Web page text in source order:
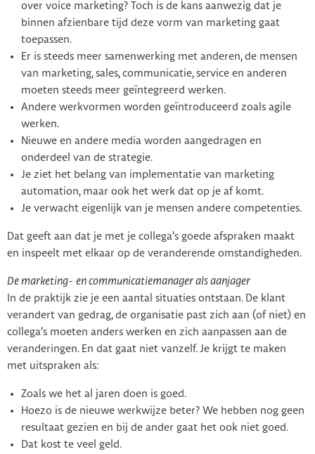
over voice marketing? Toch is de kans aanwezig dat je
binnen afzienbare tijd deze vorm van marketing gaat
toepassen.
Er is steeds meer samenwerking met anderen, de mensen
van marketing, sales, communicatie, service en anderen
moeten steeds meer geïntegreerd werken.
Andere werkvormen worden geïntroduceerd zoals agile
werken.
Nieuwe en andere media worden aangedragen en
onderdeel van de strategie.
Je ziet het belang van implementatie van marketing
automation, maar ook het werk dat op je af komt.
Je verwacht eigenlijk van je mensen andere competenties.
Dat geeft aan dat je met je collega’s goede afspraken maakt
en inspeelt met elkaar op de veranderende omstandigheden.
De marketing- en communicatiemanager als aanjager
In de praktijk zie je een aantal situaties ontstaan. De klant
verandert van gedrag, de organisatie past zich aan (of niet) en
collega’s moeten anders werken en zich aanpassen aan de
veranderingen. En dat gaat niet vanzelf. Je krijgt te maken
met uitspraken als:
Zoals we het al jaren doen is goed.
Hoezo is de nieuwe werkwijze beter? We hebben nog geen
resultaat gezien en bij de ander gaat het ook niet goed.
Dat kost te veel geld.